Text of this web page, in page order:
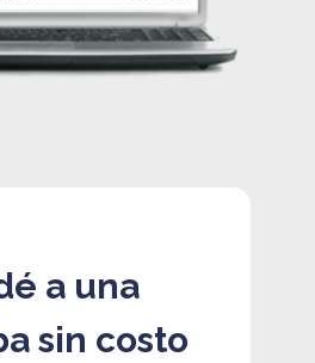
a una
sin costo